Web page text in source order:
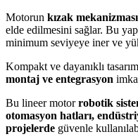
Motorun kızak mekanizması
elde edilmesini sağlar. Bu
minimum seviyeye iner ve
Kompakt ve dayanıklı
montaj ve entegrasyon
Bu lineer motorrobotik
otomasyon hatları,
projelerde güvenle